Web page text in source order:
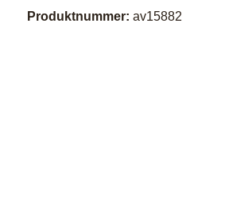
Produktnummer: av15882